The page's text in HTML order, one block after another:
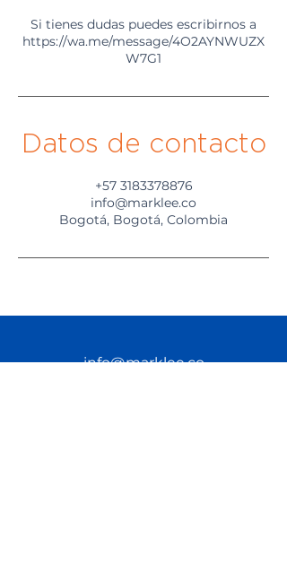
Si tienes dudas puedes escribirnos a
https://wa.me/message/4O2AYNWUZX
W7G1
Datos de contacto
+57 3183378876
info@marklee.co
Bogotá, Bogotá, Colombia
info@marklee.co